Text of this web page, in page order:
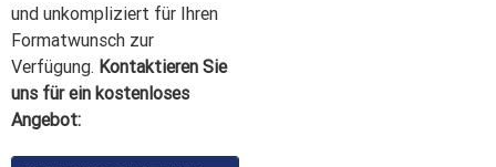
und unkompliziert für Ihren
Formatwunsch zur
Verfügung. Kontaktieren Sie
uns für ein kostenloses
Angebot: